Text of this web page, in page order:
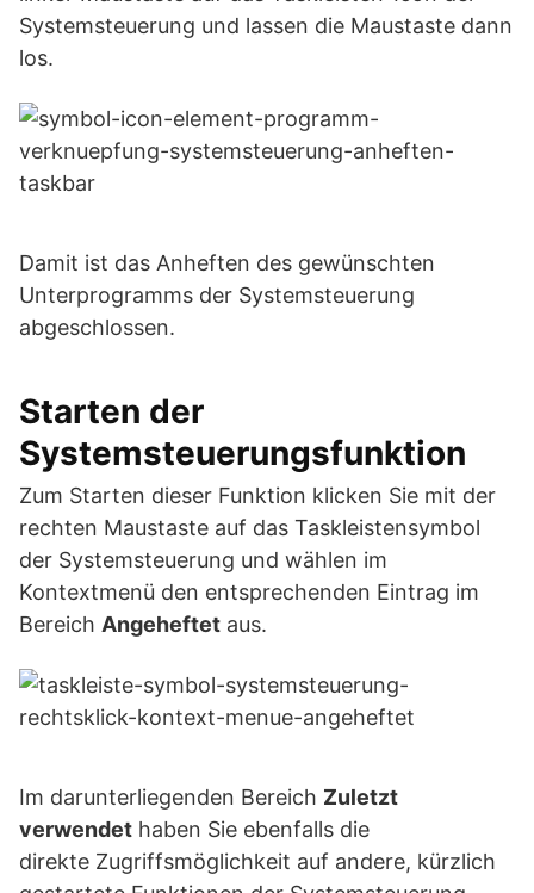
Systemsteuerung und lassen die Maustaste dann
los.
Damit ist das Anheften des gewünschten
Unterprogramms der Systemsteuerung
abgeschlossen.
Starten der
Systemsteuerungsfunktion
Zum Starten dieser Funktion klicken Sie mit der
rechten Maustaste auf das Taskleistensymbol
der Systemsteuerung und wählen im
Kontextmenü den entsprechenden Eintrag im
Bereich Angeheftet aus.
Im darunterliegenden Bereich Zuletzt
verwendet haben Sie ebenfalls die
direkte Zugriffsmöglichkeit auf andere, kürzlich